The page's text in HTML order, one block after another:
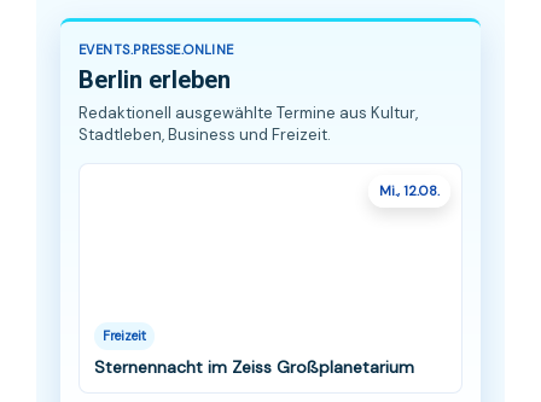
EVENTS.PRESSE.ONLINE
Berlin erleben
Redaktionell ausgewählte Termine aus Kultur,
Stadtleben, Business und Freizeit.
Mi., 12.08.
Freizeit
Sternennacht im Zeiss Großplanetarium